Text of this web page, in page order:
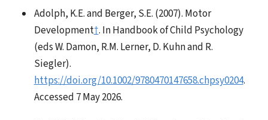
Adolph, K.E. and Berger, S.E. (2007). Motor
Development†. In Handbook of Child Psychology
(eds W. Damon, R.M. Lerner, D. Kuhn and R.
Siegler).
https://doi.org/10.1002/9780470147658.chpsy0204.
Accessed 7 May 2026.